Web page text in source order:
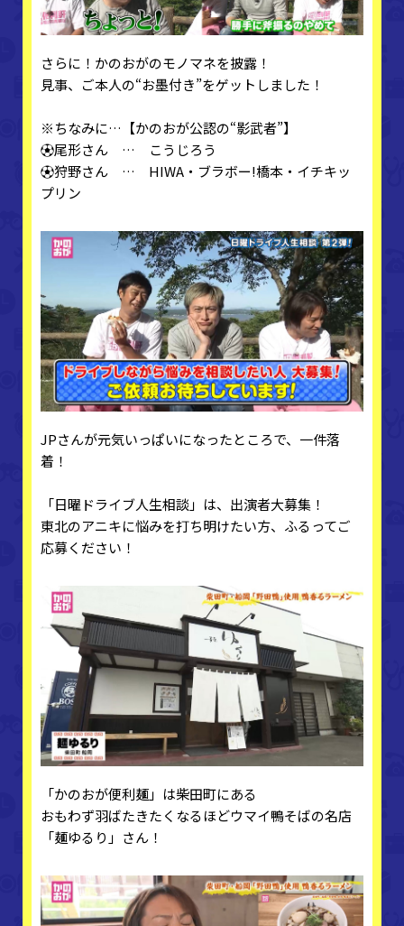
さらに！かのおがのモノマネを披露！
見事、ご本人の“お墨付き”をゲットしました！
※ちなみに…【かのおが公認の“影武者”】
⚽尾形さん … こうじろう
⚽狩野さん … HIWA・ブラボー!橋本・イチキッ
プリン
JPさんが元気いっぱいになったところで、一件落
着！
「日曜ドライブ人生相談」は、出演者大募集！
東北のアニキに悩みを打ち明けたい方、ふるってご
応募ください！
「かのおが便利麺」は柴田町にある
おもわず羽ばたきたくなるほどウマイ鴨そばの名店
「麺ゆるり」さん！